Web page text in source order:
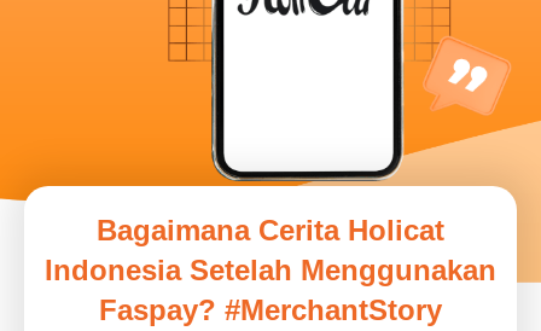
Bagaimana Cerita Holicat
Indonesia Setelah Menggunakan
Faspay? #MerchantStory